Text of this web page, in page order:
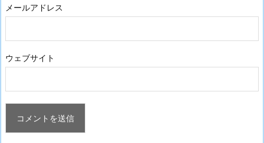
メールアドレス
ウェブサイト